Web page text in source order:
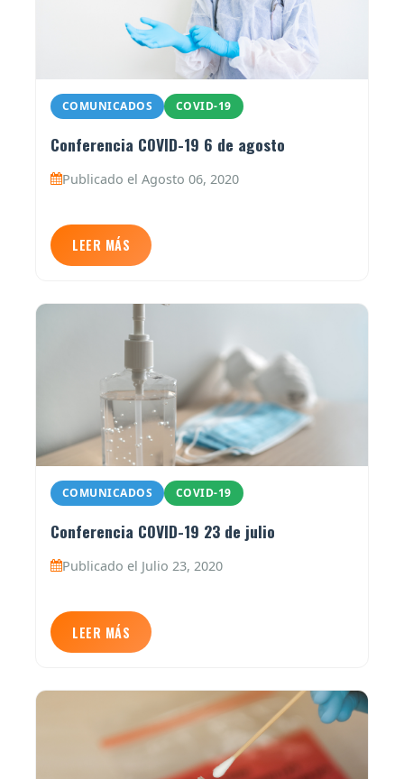
COMUNICADOS COVID-19
Conferencia COVID-19 6 de agosto
Publicado el Agosto 06, 2020
LEER MÁS
COMUNICADOS COVID-19
Conferencia COVID-19 23 de julio
Publicado el Julio 23, 2020
LEER MÁS